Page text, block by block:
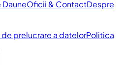
DauneOficii & ContactDespre
prelucrare a datelorPolitica